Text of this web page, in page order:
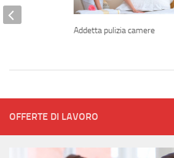
Addetta pulizia camere
OFFERTE DI LAVORO